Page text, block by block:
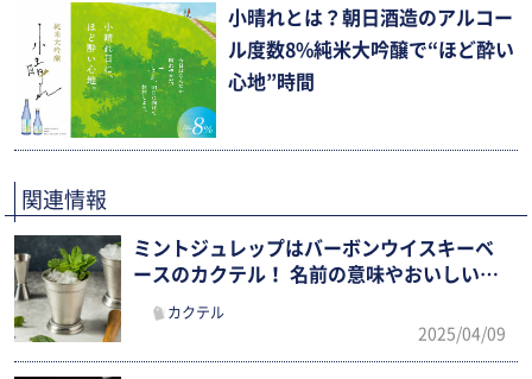
小晴れとは？朝日酒造のアルコー
ル度数8%純米大吟醸で“ほど酔い
心地”時間
関連情報
ミントジュレップはバーボンウイスキーベ
ースのカクテル！ 名前の意味やおいしいレ
カクテル
2025/04/09